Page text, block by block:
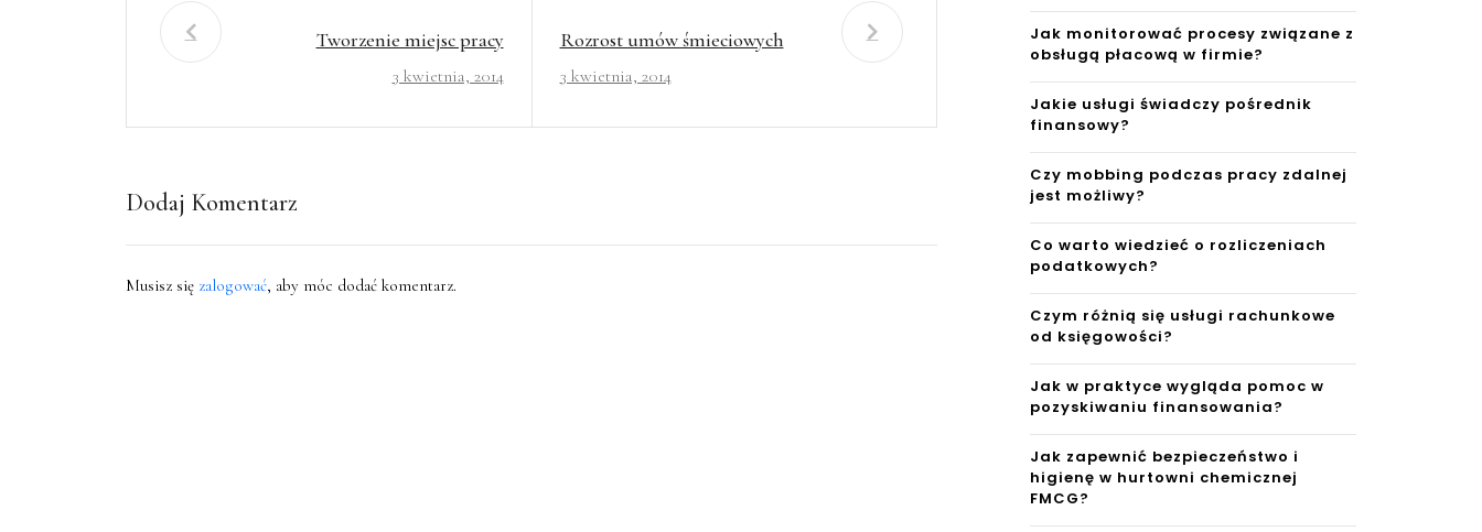
Tworzenie miejsc pracy
3 kwietnia, 2014
Rozrost umów śmieciowych
3 kwietnia, 2014
Dodaj Komentarz
Musisz się zalogować, aby móc dodać komentarz.
Jak monitorować procesy związane z
obsługą płacową w firmie?
Jakie usługi świadczy pośrednik
finansowy?
Czy mobbing podczas pracy zdalnej
jest możliwy?
Co warto wiedzieć o rozliczeniach
podatkowych?
Czym różnią się usługi rachunkowe
od księgowości?
Jak w praktyce wygląda pomoc w
pozyskiwaniu finansowania?
Jak zapewnić bezpieczeństwo i
higienę w hurtowni chemicznej
FMCG?